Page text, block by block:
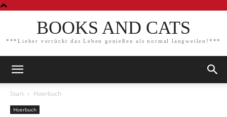
BOOKS AND CATS
***Lieber verrückt das Leben genießen als normal langweilen!***
Start Hoerbuch
Hoerbuch